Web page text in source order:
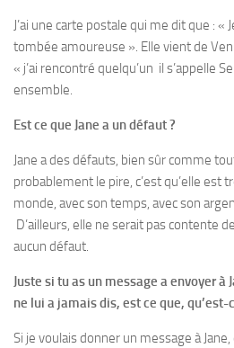
J’ai une carte postale qui me dit que : «
tombée amoureuse ». Elle vient de
« j’ai rencontré quelqu’un il s’appelle
ensemble.
Est ce que Jane a un défaut ?
Jane a des défauts, bien sûr comme
probablement le pire, c’est qu’elle est
monde, avec son temps, avec son
D’ailleurs, elle ne serait pas contente
aucun défaut.
Juste si tu as un message a envoyer à
ne lui a jamais dis, est ce que, qu’est-
Si je voulais donner un message à